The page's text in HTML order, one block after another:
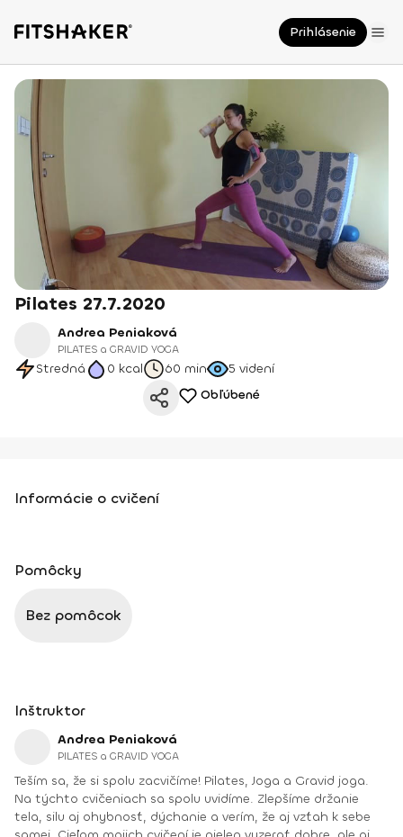
Prihlásenie
Pilates 27.7.2020
Andrea Peniaková
PILATES a GRAVID YOGA
Stredná 0 kcal 60 min 5 videní
Obľúbené
Informácie o cvičení
Pomôcky
Bez pomôcok
Inštruktor
Andrea Peniaková
PILATES a GRAVID YOGA
Teším sa, že si spolu zacvičíme! Pilates, Joga a Gravid joga.
Na týchto cvičeniach sa spolu uvidíme. Zlepšíme držanie
tela, silu aj ohybnosť, dýchanie a verím, že aj vzťah k sebe